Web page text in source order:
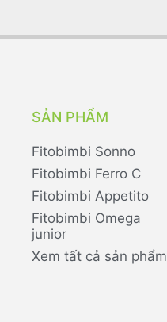
SẢN PHẨM
Fitobimbi Sonno
Fitobimbi Ferro C
Fitobimbi Appetito
Fitobimbi Omega
junior
Xem tất cả sản phẩm